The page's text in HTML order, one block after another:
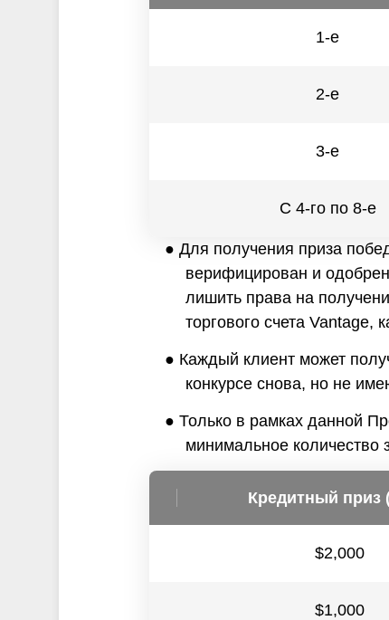
1-e
2-е
3-е
С 4-го по 8-е
● Для получения приза
верифицирован и
лишить права на
торгового счета Vantage,
● Каждый клиент может
конкурсе снова, но не
● Только в рамках данной
минимальное количество
Кредитный приз
$2,000
$1,000